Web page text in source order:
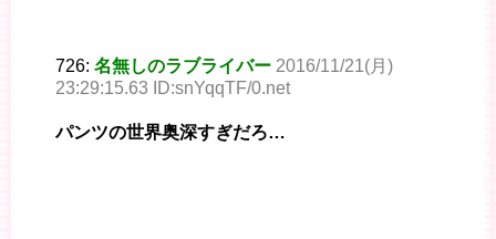
726: 名無しのラブライバー 2016/11/21(月)
23:29:15.63 ID:snYqqTF/0.net
パンツの世界奥深すぎだろ…